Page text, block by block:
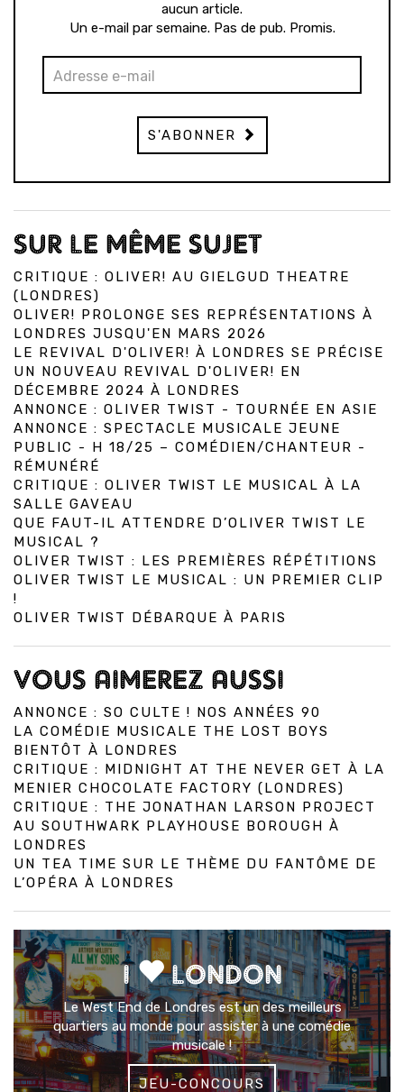
aucun article.
Un e-mail par semaine. Pas de pub. Promis.
S'ABONNER
SUR LE MÊME SUJET
CRITIQUE : OLIVER! AU GIELGUD THEATRE
(LONDRES)
OLIVER! PROLONGE SES REPRÉSENTATIONS À
LONDRES JUSQU'EN MARS 2026
LE REVIVAL D'OLIVER! À LONDRES SE PRÉCISE
UN NOUVEAU REVIVAL D'OLIVER! EN
DÉCEMBRE 2024 À LONDRES
ANNONCE : OLIVER TWIST - TOURNÉE EN ASIE
ANNONCE : SPECTACLE MUSICALE JEUNE
PUBLIC - H 18/25 – COMÉDIEN/CHANTEUR -
RÉMUNÉRÉ
CRITIQUE : OLIVER TWIST LE MUSICAL À LA
SALLE GAVEAU
QUE FAUT-IL ATTENDRE D’OLIVER TWIST LE
MUSICAL ?
OLIVER TWIST : LES PREMIÈRES RÉPÉTITIONS
OLIVER TWIST LE MUSICAL : UN PREMIER CLIP
!
OLIVER TWIST DÉBARQUE À PARIS
VOUS AIMEREZ AUSSI
ANNONCE : SO CULTE ! NOS ANNÉES 90
LA COMÉDIE MUSICALE THE LOST BOYS
BIENTÔT À LONDRES
CRITIQUE : MIDNIGHT AT THE NEVER GET À LA
MENIER CHOCOLATE FACTORY (LONDRES)
CRITIQUE : THE JONATHAN LARSON PROJECT
AU SOUTHWARK PLAYHOUSE BOROUGH À
LONDRES
UN TEA TIME SUR LE THÈME DU FANTÔME DE
L’OPÉRA À LONDRES
I LONDON
Le West End de Londres est un des meilleurs
quartiers au monde pour assister à une comédie
musicale !
JEU-CONCOURS